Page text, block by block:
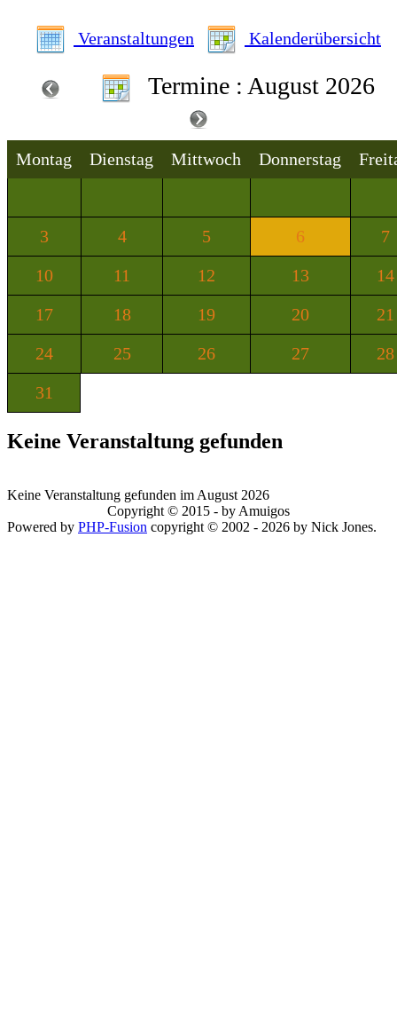
Veranstaltungen Kalenderübersicht
Termine : August 2026
Montag Dienstag Mittwoch Donnerstag
3 4 5 6
7
10
11 12 13
14
17
18 19 20
21
24
25 26 27
28
31
Keine Veranstaltung gefunden
Keine Veranstaltung gefunden im August 2026
Copyright © 2015 - by Amuigos
Powered by PHP-Fusion copyright © 2002 - 2026 by Nick Jones.